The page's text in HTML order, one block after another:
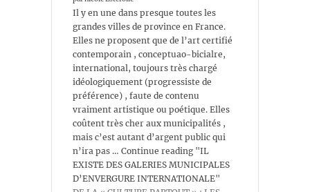
Il y en une dans presque toutes les
grandes villes de province en France.
Elles ne proposent que de l’art certifié
contemporain , conceptuao-bicialre,
international, toujours très chargé
idéologiquement (progressiste de
préférence) , faute de contenu
vraiment artistique ou poétique. Elles
coûtent très cher aux municipalités ,
mais c’est autant d’argent public qui
n’ira pas … Continue reading "IL
EXISTE DES GALERIES MUNICIPALES
D’ENVERGURE INTERNATIONALE"